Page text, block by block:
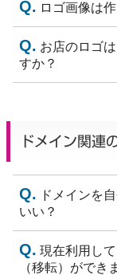
ロゴ画像は
お店のロゴ
すか？
ドメイン関連
ドメインを
いい？
現在利用し
（移転）ができ